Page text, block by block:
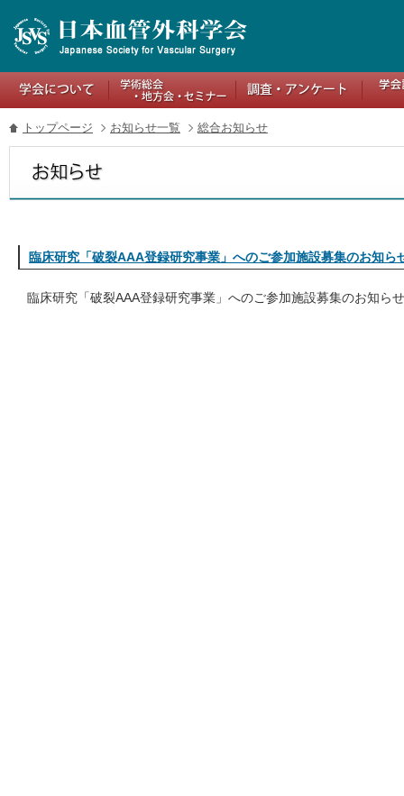
トップページ お知らせ一覧 総合お知らせ
臨床研究「破裂AAA登録研究事業」へのご参加施設募集のお知ら
臨床研究「破裂AAA登録研究事業」へのご参加施設募集のお知らせ